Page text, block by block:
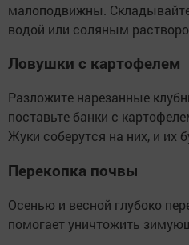
малоподвижны.
водой или соляным
Ловушки с картофелем
Разложите нарезанные
поставьте банки с
Жуки соберутся на них, и их
Перекопка почвы
Осенью и весной глубоко
помогает уничтожить